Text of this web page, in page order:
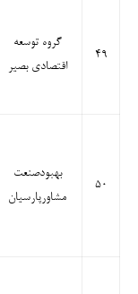
۴۹
گروه توسعه
اقتصادی بصیر
۵۰
بهبودصنعت
مشاورپارسیان